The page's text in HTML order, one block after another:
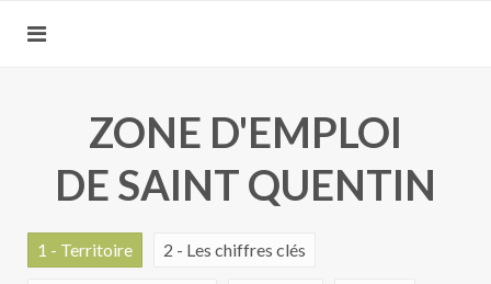
ZONE D'EMPLOI
DE SAINT QUENTIN
1 - Territoire 2 - Les chiffres clés